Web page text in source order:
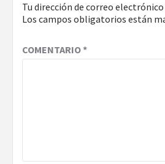
Tu dirección de correo
Los campos obligatorios están
COMENTARIO*